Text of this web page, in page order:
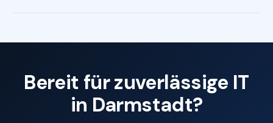
Bereit für zuverlässige IT
in Darmstadt?